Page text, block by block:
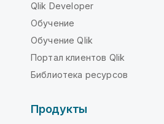
Qlik Developer
Обучение
Обучение Qlik
Портал клиентов Qlik
Библиотека ресурсов
Продукты